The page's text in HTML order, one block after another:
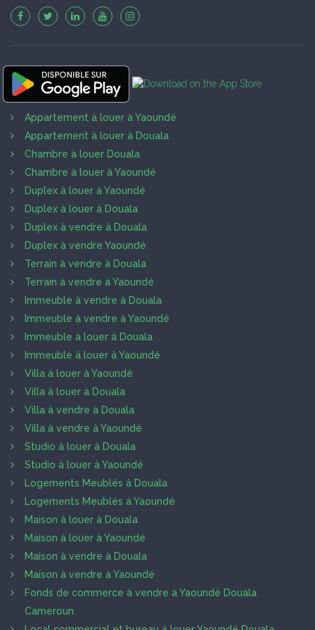
Appartement à louer à Yaoundé
Appartement à louer à Douala
Chambre à louer Douala
Chambre à louer à Yaoundé
Duplex à louer à Yaoundé
Duplex à louer à Douala
Duplex à vendre à Douala
Duplex à vendre Yaoundé
Terrain à vendre à Douala
Terrain à vendre à Yaoundé
Immeuble à vendre à Douala
Immeuble à vendre à Yaoundé
Immeuble à louer à Douala
Immeuble à louer à Yaoundé
Villa à louer à Yaoundé
Villa à louer à Douala
Villa à vendre à Douala
Villa à vendre à Yaoundé
Studio à louer à Douala
Studio à louer à Yaoundé
Logements Meublés à Douala
Logements Meublés à Yaoundé
Maison à louer à Douala
Maison à louer à Yaoundé
Maison à vendre à Douala
Maison à vendre à Yaoundé
Fonds de commerce à vendre à Yaoundé Douala
Cameroun